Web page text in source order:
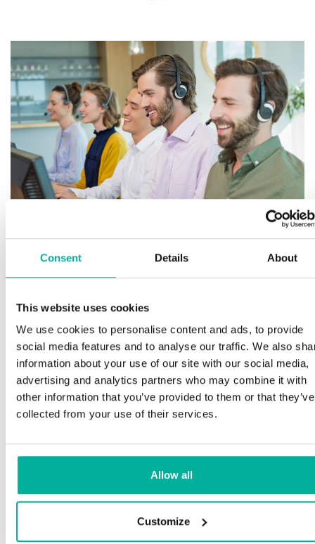
Consent Details About
This website uses cookies
We use cookies to personalise content and ads, to provide
social media features and to analyse our traffic. We also
information about your use of our site with our social media,
advertising and analytics partners who may combine it with
other information that you’ve provided to them or that they’ve
collected from your use of their services.
Allow all
Customize
Premium support
Telefon och e-postsupport på svenska och
engelska
Hjälp att komma igång med din hemsida och e-
post, oavsett om du börjar bygga eller ska flytta
din nuvarande hemsida eller e-post till oss
Kunskapscenter med steg-för-stegguider och tips
för att se till att din e-post fungerar felfritt